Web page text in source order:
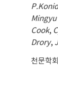
Cook,
Drory,
천문학